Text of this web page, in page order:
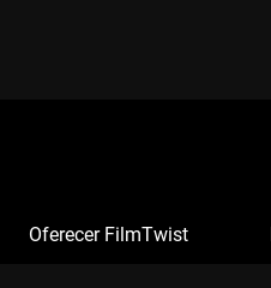
Oferecer FilmTwist